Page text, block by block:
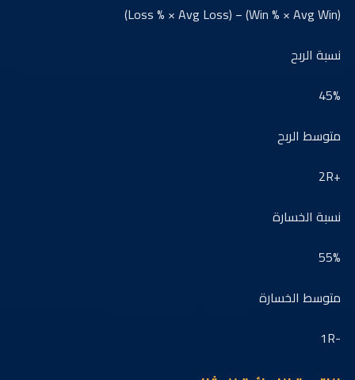
(Win % × Avg Win) − (Loss % × Avg Loss)
نسبة الربح
45%
متوسط الربح
+2R
نسبة الخسارة
55%
متوسط الخسارة
-1R